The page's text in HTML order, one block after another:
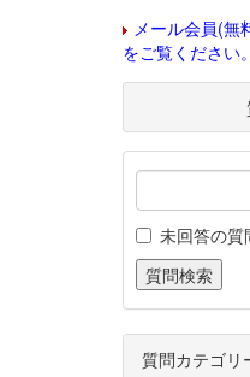
メール会員(無
をご覧ください。
未回答の質
質問カテゴリ